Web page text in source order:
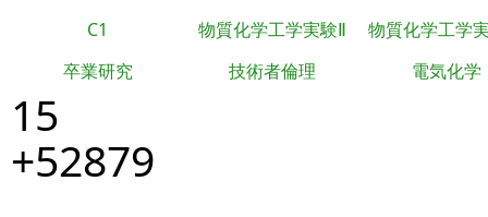
C1 物質化学工学実験Ⅱ
物質化学工学
卒業研究
技術者倫理 電気化学
15
+52879